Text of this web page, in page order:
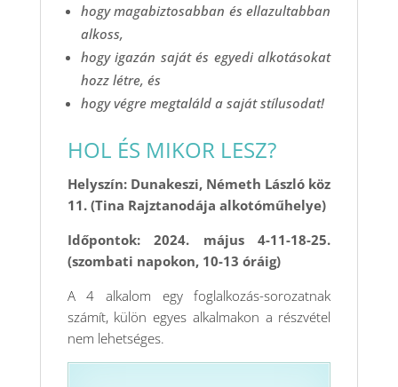
hogy magabiztosabban és ellazultabban
alkoss,
hogy igazán saját és egyedi alkotásokat
hozz létre, és
hogy végre megtaláld a saját stílusodat!
HOL ÉS MIKOR LESZ?
Helyszín: Dunakeszi, Németh László köz
11. (Tina Rajztanodája alkotóműhelye)
Időpontok: 2024. május 4-11-18-25.
(szombati napokon, 10-13 óráig)
A 4 alkalom egy foglalkozás-sorozatnak
számít, külön egyes alkalmakon a részvétel
nem lehetséges.